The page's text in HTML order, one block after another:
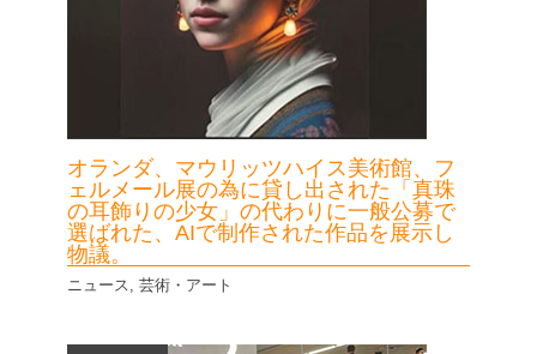
オランダ、マウリッツハイス美術館、フ
ェルメール展の為に貸し出された「真珠
の耳飾りの少女」の代わりに一般公募で
選ばれた、AIで制作された作品を展示し
物議。
ニュース ,芸術・アート